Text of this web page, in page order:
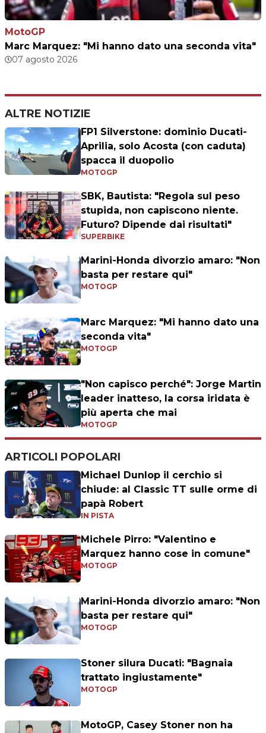
MotoGP
Marc Marquez: "Mi hanno dato una seconda vita"
07 agosto 2026
ALTRE NOTIZIE
FP1 Silverstone: dominio Ducati-
Aprilia, solo Acosta (con caduta)
spacca il duopolio
MOTOGP
SBK, Bautista: "Regola sul peso
stupida, non capiscono niente.
Futuro? Dipende dai risultati"
SUPERBIKE
Marini-Honda divorzio amaro: "Non
basta per restare qui"
MOTOGP
Marc Marquez: "Mi hanno dato una
seconda vita"
MOTOGP
"Non capisco perché": Jorge Martin
leader inatteso, la corsa iridata è
più aperta che mai
MOTOGP
ARTICOLI POPOLARI
Michael Dunlop il cerchio si
chiude: al Classic TT sulle orme di
papà Robert
IN PISTA
Michele Pirro: "Valentino e
Marquez hanno cose in comune"
MOTOGP
Marini-Honda divorzio amaro: "Non
basta per restare qui"
MOTOGP
Stoner silura Ducati: "Bagnaia
trattato ingiustamente"
MOTOGP
MotoGP, Casey Stoner non ha